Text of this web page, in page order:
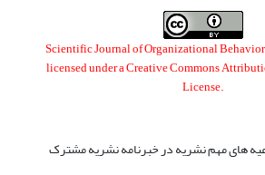
Scientific Journal of Organizational
licensed under aCreative Commons
License.
های مهم نشریه در خبرنامه نشریه مشترک